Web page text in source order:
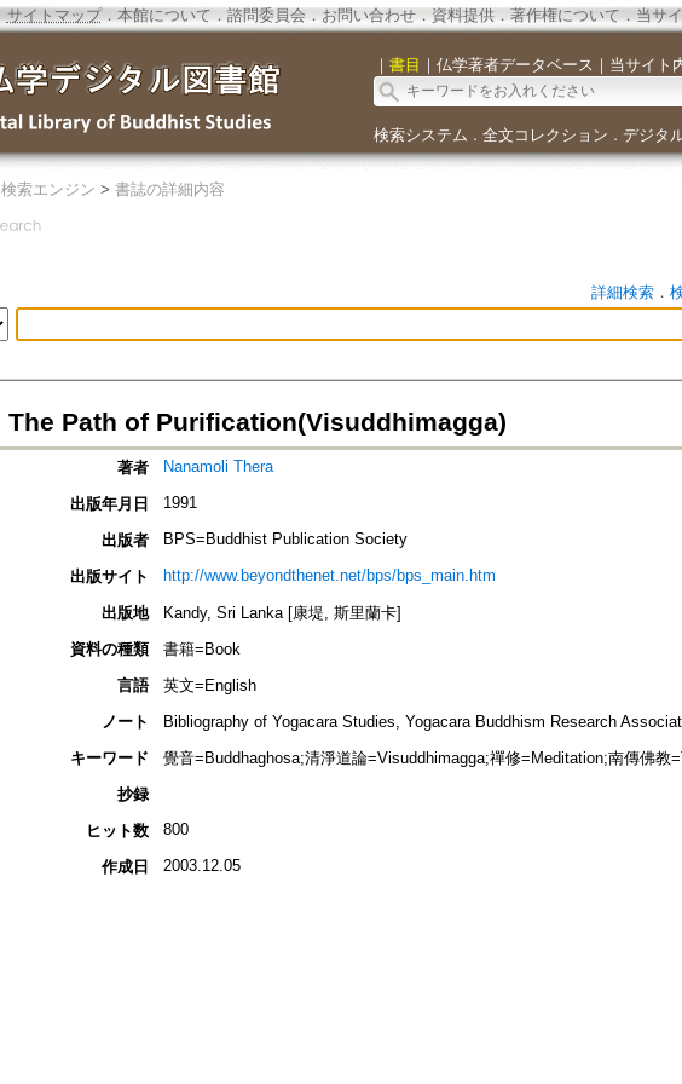
サイトマップ．本館について ． 諮問委員会． お問い合わせ． 資料提供． 著作権について．当サ
｜ 書目 ｜ 仏学著者データベース ｜ 当サイト
検索システム ． 全文コレクション ． デジタ
検索エンジン > 書誌の詳細内容
詳細検索．
The Path of Purification(Visuddhimagga)
著者 Nanamoli Thera
出版年月日 1991
出版者 BPS=Buddhist Publication Society
出版サイト http://www.beyondthenet.net/bps/bps_main.htm
出版地
Kandy, Sri Lanka [康堤, 斯里蘭卡]
資料の種類
書籍=Book
言語
英文=English
ノート
Bibliography of Yogacara Studies, Yogacara Buddhism Research
キーワード
覺音=Buddhaghosa;清淨道論=Visuddhimagga;禪修=Meditation;南傳佛教
抄録
ヒット数
800
作成日 2003.12.05